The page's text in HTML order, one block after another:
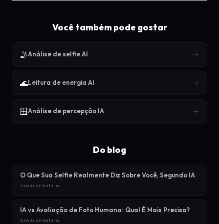
Você também pode gostar
🤳Análise de selfie AI →
🌊Leitura de energia AI →
🪟Análise de percepção IA →
Do blog
O Que Sua Selfie Realmente Diz Sobre Você, Segundo IA
5 min de leitura
IA vs Avaliação de Foto Humana: Qual É Mais Precisa?
6 min de leitura